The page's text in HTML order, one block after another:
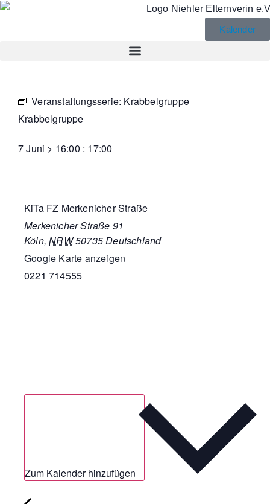
Kalender
Veranstaltungsserie: Krabbelgruppe
Krabbelgruppe
7 Juni > 16:00 : 17:00
KiTa FZ Merkenicher Straße
Merkenicher Straße 91
Köln, NRW50735Deutschland
Google Karte anzeigen
0221 714555
Zum Kalender hinzufügen